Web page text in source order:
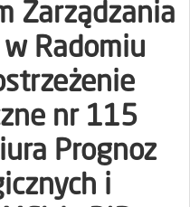
Zarządzania
Radomiu
nr 115
Prognoz
i